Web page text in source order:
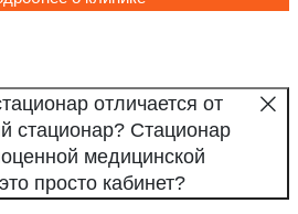
отличается от
стационар? Стационар
медицинской
просто кабинет?